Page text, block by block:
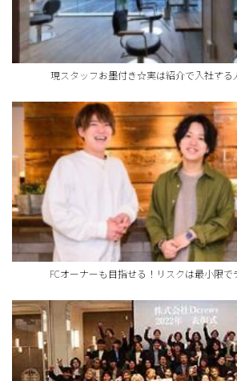
現スタッフお墨付き☆実は紹介で入社する
FCオーナーも目指せる！リスクは最小限